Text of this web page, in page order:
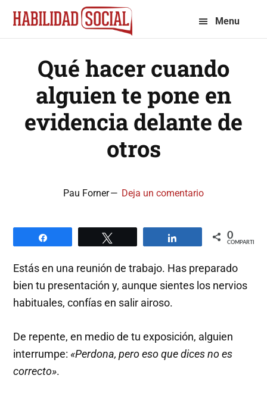
Saltar
navegación
principal
Saltar
principal
Menu
Qué hacer cuando
alguien te pone en
evidencia delante de
otros
Pau Forner Deja un comentario
Compartir 0
COMPARTIR
Estás en una reunión de trabajo. Has preparado
bien tu presentación y, aunque sientes los nervios
habituales, confías en salir airoso.
De repente, en medio de tu exposición, alguien
interrumpe:«Perdona, pero eso que dices no es
correcto».